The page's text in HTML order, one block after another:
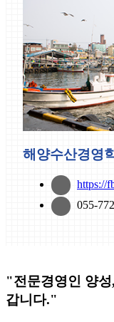
해양수산경영
https://
055-
"전문경영인 양
갑니다."